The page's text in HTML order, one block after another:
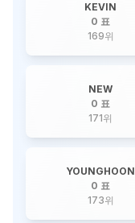
KEVIN
0 표
169위
NEW
0 표
171위
YOUNGHOON
0 표
173위